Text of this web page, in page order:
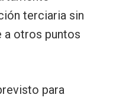
terciaria sin
a otros puntos
para